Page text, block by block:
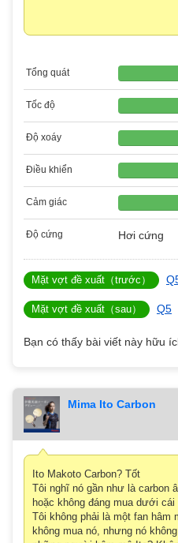
Tổng quát
Tốc độ
Độ xoáy
Điều khiển
Cảm giác
Độ cứng Hơi cứng
Mặt vợt đề xuất（trước）
Mặt vợt đề xuất（sau） Q5
Bạn có thấy bài viết này hữu
Mima Ito Carbon
Ito Makoto Carbon? Tốt
Tôi nghĩ nó gần như là carbon
hoặc không đáng mua dưới
Tôi không phải là một fan
không mua nó, nhưng nó